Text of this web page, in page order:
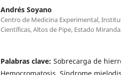
Andrés Soyano
Centro de Medicina Experimental,
Científicas, Altos de Pipe, Estado
Palabras clave: Sobrecarga de